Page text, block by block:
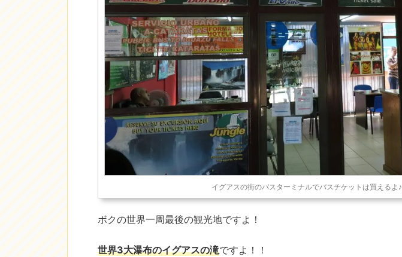
イグアスの街のバスターミナルでバスチケットは買えるよ♪
ボクの世界一周最後の観光地ですよ！
世界3大瀑布のイグアスの滝ですよ！！